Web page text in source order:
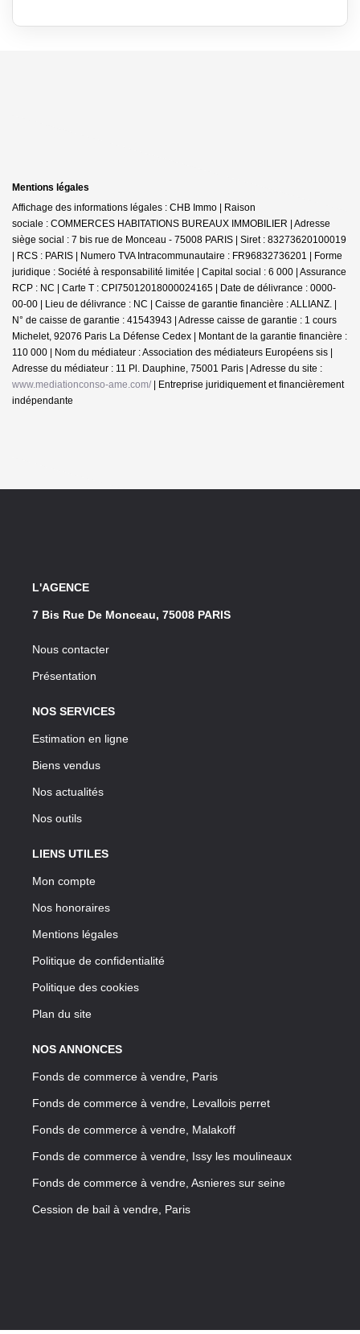
Mentions légales
Affichage des informations légales : CHB Immo | Raison
sociale : COMMERCES HABITATIONS BUREAUX IMMOBILIER | Adresse
siège social : 7 bis rue de Monceau - 75008 PARIS | Siret : 83273620100019
| RCS : PARIS | Numero TVA Intracommunautaire : FR96832736201 | Forme
juridique : Société à responsabilité limitée | Capital social : 6 000 | Assurance
RCP : NC | Carte T : CPI75012018000024165 | Date de délivrance : 0000-
00-00 | Lieu de délivrance : NC | Caisse de garantie financière : ALLIANZ. |
N° de caisse de garantie : 41543943 | Adresse caisse de garantie : 1 cours
Michelet, 92076 Paris La Défense Cedex | Montant de la garantie financière :
110 000 | Nom du médiateur : Association des médiateurs Européens sis |
Adresse du médiateur : 11 Pl. Dauphine, 75001 Paris | Adresse du site :
www.mediationconso-ame.com/ | Entreprise juridiquement et financièrement
indépendante
L'AGENCE
7 Bis Rue De Monceau, 75008 PARIS
Nous contacter
Présentation
NOS SERVICES
Estimation en ligne
Biens vendus
Nos actualités
Nos outils
LIENS UTILES
Mon compte
Nos honoraires
Mentions légales
Politique de confidentialité
Politique des cookies
Plan du site
NOS ANNONCES
Fonds de commerce à vendre, Paris
Fonds de commerce à vendre, Levallois perret
Fonds de commerce à vendre, Malakoff
Fonds de commerce à vendre, Issy les moulineaux
Fonds de commerce à vendre, Asnieres sur seine
Cession de bail à vendre, Paris